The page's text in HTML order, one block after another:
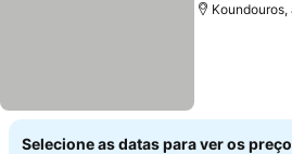
Koundouros,
Selecione as datas para ver os